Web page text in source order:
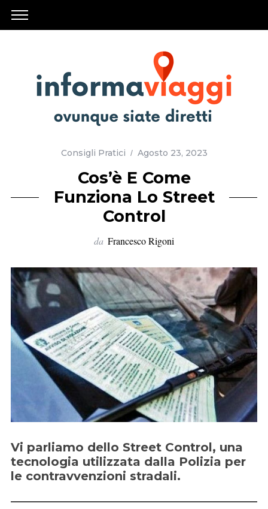
Consigli Pratici Agosto 23, 2023
Cos’è E Come
Funziona Lo Street
Control
da Francesco Rigoni
Vi parliamo dello Street Control, una
tecnologia utilizzata dalla Polizia per
le contravvenzioni stradali.